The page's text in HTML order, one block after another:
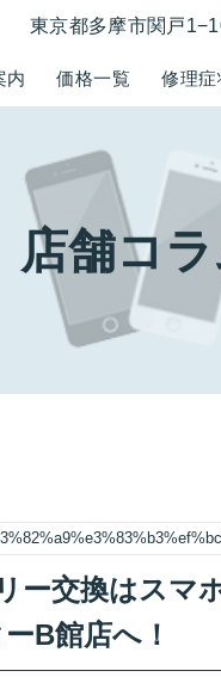
内 価格一覧 修理症
東京都多摩市関戸
店舗コ
ー交換はスマ
B館店へ！